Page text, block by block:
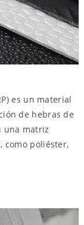
es un material
de hebras de
una matriz
como poliéster,